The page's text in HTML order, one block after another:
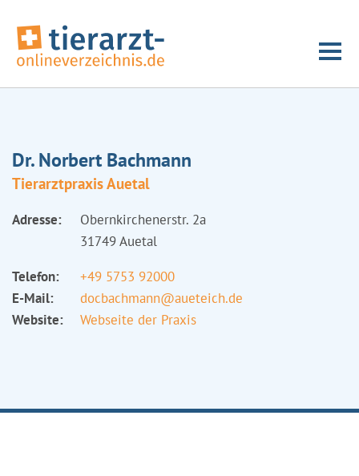
Dr. Norbert Bachmann
Tierarztpraxis Auetal
Adresse:
Obernkirchenerstr. 2a
31749 Auetal
Telefon:
+49 5753 92000
E-Mail:
docbachmann@aueteich.de
Website:
Webseite der Praxis